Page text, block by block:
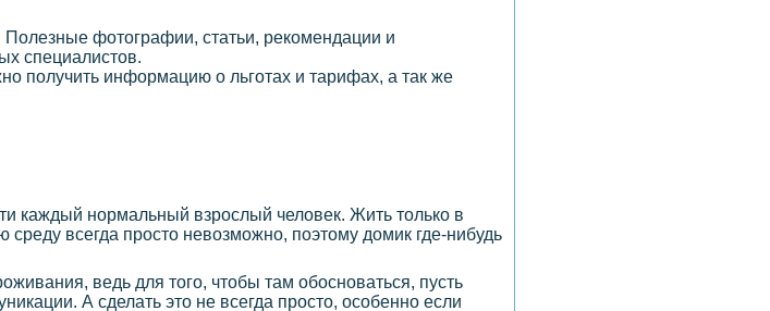
Полезные фотографии, статьи, рекомендации и
специалистов.
получить информацию о льготах и тарифах, а так же
каждый нормальный взрослый человек. Жить только в
всегда просто невозможно, поэтому домик где-нибудь
ведь для того, чтобы там обосноваться, пусть
А сделать это не всегда просто, особенно если